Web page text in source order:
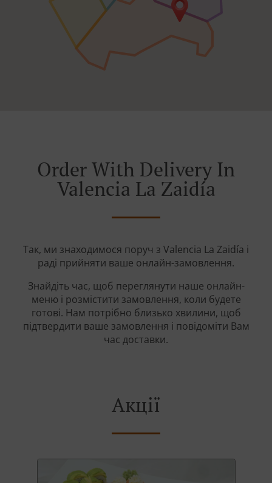
Order With Delivery In
Valencia La Zaidía
Так, ми знаходимося поруч з Valencia La Zaidía і
раді прийняти ваше онлайн-замовлення.
Знайдіть час, щоб переглянути наше онлайн-
меню і розмістити замовлення, коли будете
готові. Нам потрібно близько хвилини, щоб
підтвердити ваше замовлення і повідоміти Вам
час доставки.
Акції